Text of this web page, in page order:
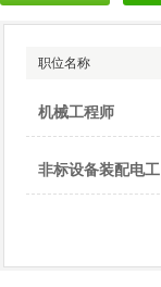
职位名称
机械工程师
非标设备装配电工